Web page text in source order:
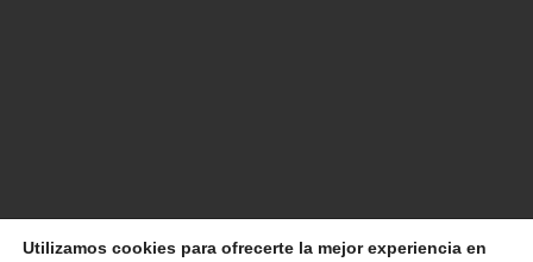
Utilizamos cookies para ofrecerte la mejor experiencia en